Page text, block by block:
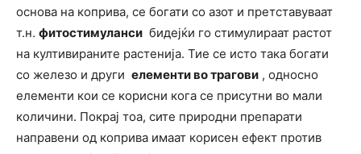
основа на коприва, се богати со азот и претставуваат
т.н. фитостимуланси бидејќи го стимулираат растот
на култивираните растенија. Тие се исто така богати
со железо и други елементи во трагови , односно
елементи кои се корисни кога се присутни во мали
количини. Покрај тоа, сите природни препарати
направени од коприва имаат корисен ефект против